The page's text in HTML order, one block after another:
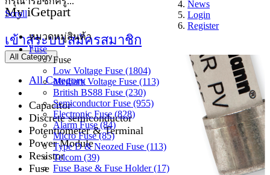
News
Login
Register
My iGetpart
เข้าสู่ระบบสมัครสมาชิก
All Category
All Category
Capacitor
Discrete semiconductor
Potentiometer & Terminal
Power Module
Resistor
Fuse
Scroll
หมวดหมู่สินค้า
Fuse
Fuse
Low Voltage Fuse (1804)
Medium Voltage Fuse (113)
British BS88 Fuse (230)
Semiconductor Fuse (955)
Electronic Fuse (828)
Alarm Fuse (84)
Micro Fuse (85)
Type D & Neozed Fuse (113)
Telcom (39)
Fuse Base & Fuse Holder (17)